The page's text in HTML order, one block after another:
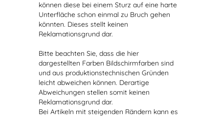
können diese bei einem Sturz auf eine harte
Unterfläche schon einmal zu Bruch gehen
könnten. Dieses stellt keinen
Reklamationsgrund dar.
Bitte beachten Sie, dass die hier
dargestellten Farben Bildschirmfarben sind
und aus produktionstechnischen Gründen
leicht abweichen können. Derartige
Abweichungen stellen somit keinen
Reklamationsgrund dar.
Bei Artikeln mit steigenden Rändern kann es